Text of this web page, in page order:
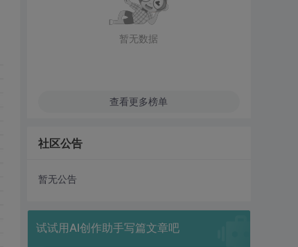
暂无数据
查看更多榜单
社区公告
暂无公告
试试用AI创作助手写篇文章吧